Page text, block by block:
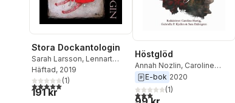
Stora Dockantologin
Sarah Larsson, Lennart
Lundstedt,Beata Fabi
Malsch,Patricia Buske
Johanna Wideholt
Häftad, 2019
5,0utav 5 stjärnor. Totalt antal röster:
(1)
191 kr
Höstglöd
Annah Nozlin, Caroline
Hurtig,Sara Dalengren
Madelene Lundvall
Beijer,Mattias Lönnqvist
E-bok 2020
3,0utav 5 stjärnor. Totalt
(1)